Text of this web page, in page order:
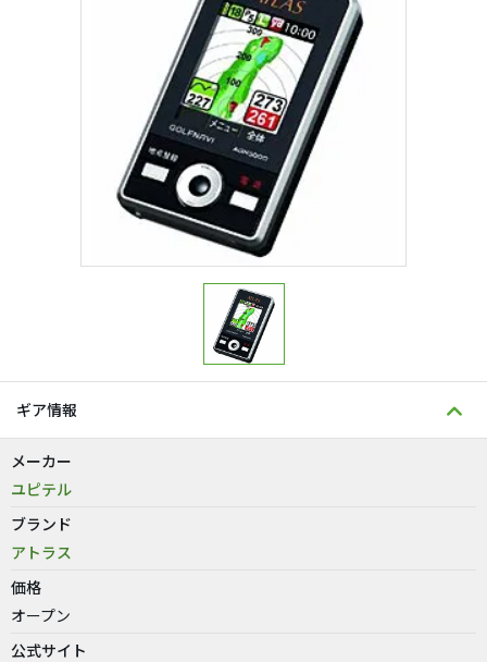
ギア情報
メーカー
ユピテル
ブランド
アトラス
価格
オープン
公式サイト